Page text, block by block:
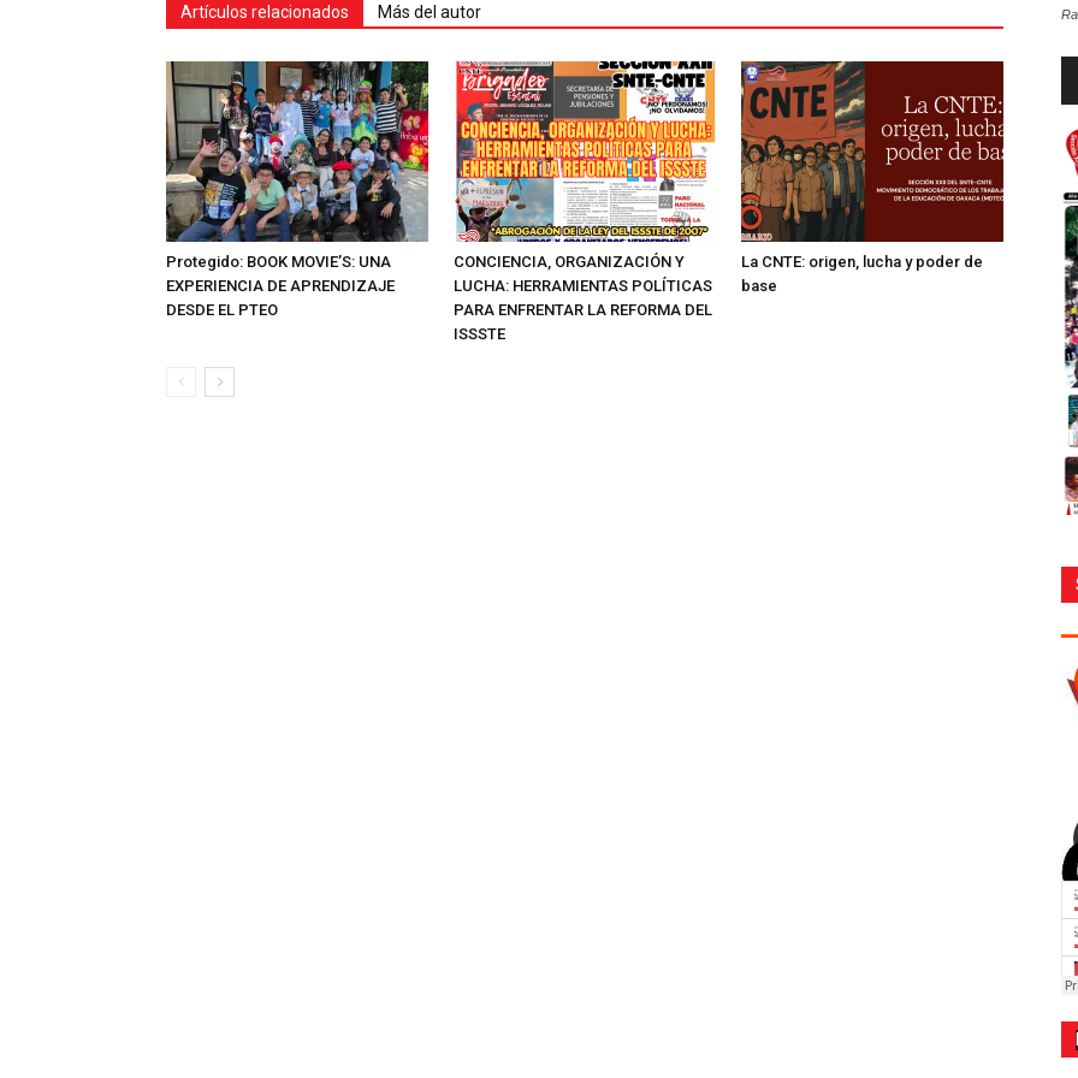
Artículos relacionados Más del autor
Protegido: BOOK MOVIE’S: UNA
EXPERIENCIA DE APRENDIZAJE
DESDE EL PTEO
CONCIENCIA, ORGANIZACIÓN Y
LUCHA: HERRAMIENTAS POLÍTICAS
PARA ENFRENTAR LA REFORMA DEL
ISSSTE
La CNTE: origen, lucha y poder de
base